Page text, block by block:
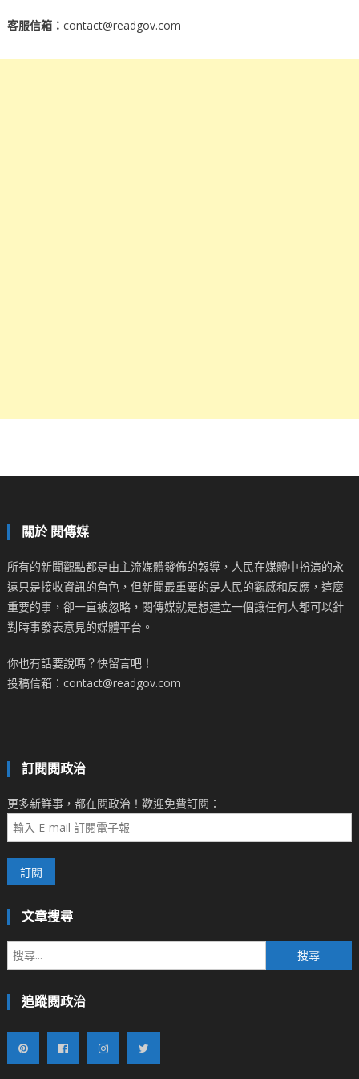
客服信箱： contact@readgov.com
關於 閱傳媒
所有的新聞觀點都是由主流媒體發佈的報導，人民在媒體中扮演的永
遠只是接收資訊的角色，但新聞最重要的是人民的觀感和反應，這麼
重要的事，卻一直被忽略，閱傳媒就是想建立一個讓任何人都可以針
對時事發表意見的媒體平台。
你也有話要說嗎？快留言吧！
投稿信箱：contact@readgov.com
訂閱閱政治
更多新鮮事，都在閱政治！歡迎免費訂閱：
文章搜尋
尋
追蹤閱政治